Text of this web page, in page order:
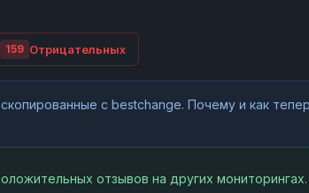
159 Отрицательных
с bestchange. Почему и как
отзывов на других мониторингах.